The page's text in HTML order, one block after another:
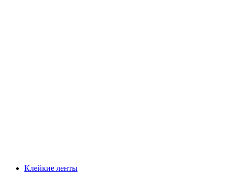
Клейкие ленты